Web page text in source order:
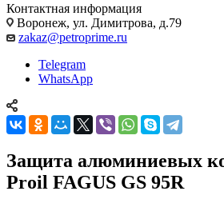
Контактная информация
Воронеж, ул. Димитрова, д.79
zakaz@petroprime.ru
Telegram
WhatsApp
Защита алюминиевых
Proil FAGUS GS 95R